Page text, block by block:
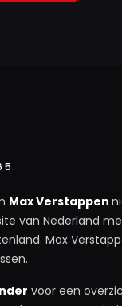
Max Verstappen
van Nederland
Max
voor een